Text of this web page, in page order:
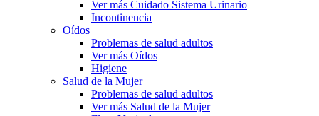
Ver más Cuidado Sistema Urinario
Incontinencia
Oídos
Problemas de salud adultos
Ver más Oídos
Higiene
Salud de la Mujer
Problemas de salud adultos
Ver más Salud de la Mujer